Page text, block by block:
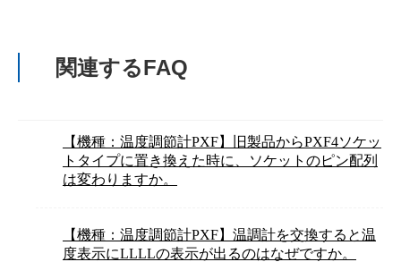
関連するFAQ
【機種：温度調節計PXF】旧製品からPXF4ソケッ
トタイプに置き換えた時に、ソケットのピン配列
は変わりますか。
【機種：温度調節計PXF】温調計を交換すると温
度表示にLLLLの表示が出るのはなぜですか。